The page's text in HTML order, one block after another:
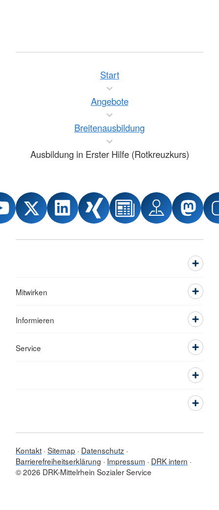
Start
Angebote
Breitenausbildung
Ausbildung in Erster Hilfe (Rotkreuzkurs)
Mitwirken
Informieren
Service
Kontakt Sitemap
Datenschutz
Barrierefreiheitserklärung
Impressum
DRK intern
© 2026 DRK-Mittelrhein Sozialer Service